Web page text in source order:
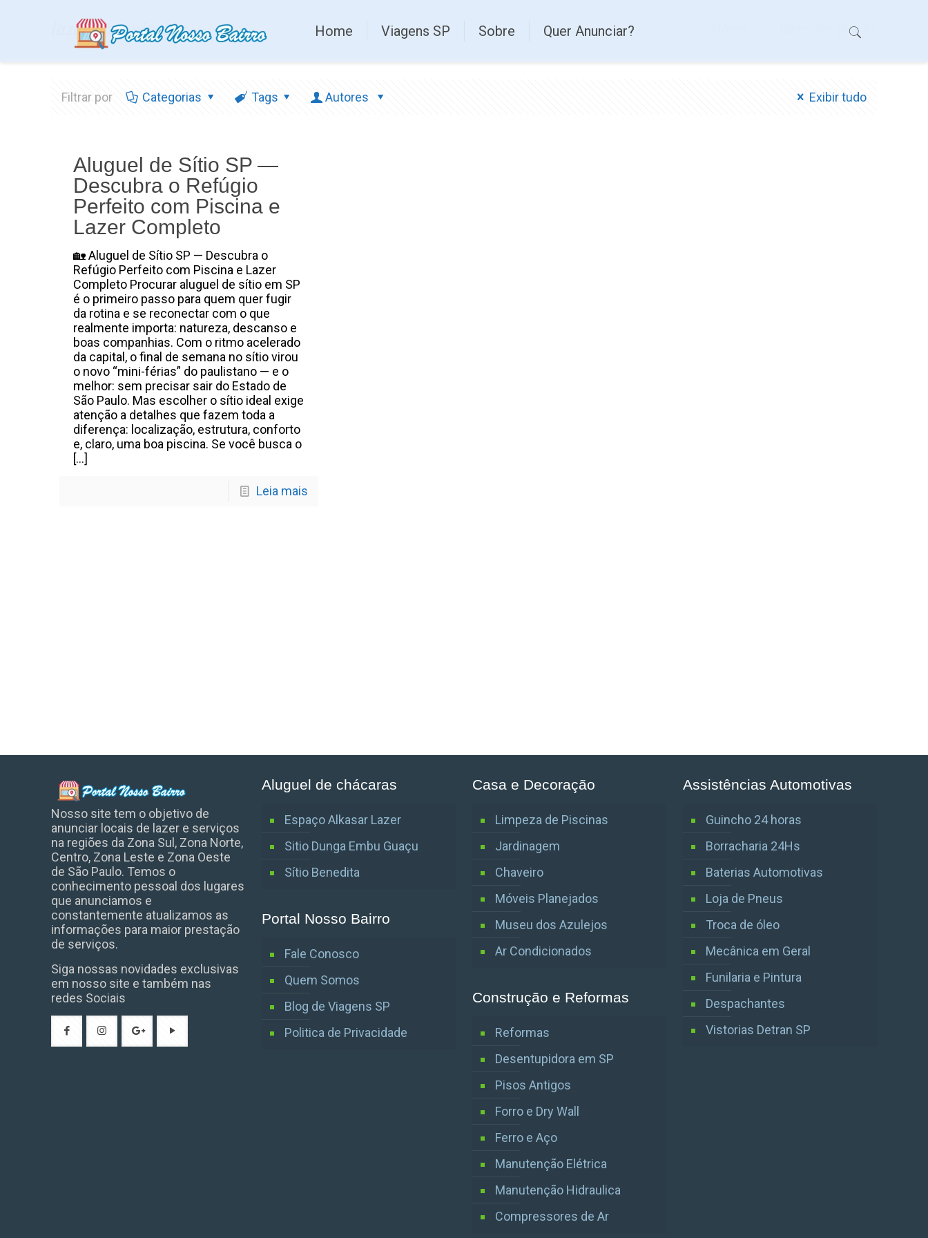
Home Viagens SP Sobre Quer Anunciar?
lazer com piscina lazer com piscina
Filtrar por Categorias Tags Autores Exibir tudo
Aluguel de Sítio SP —
Descubra o Refúgio
Perfeito com Piscina e
Lazer Completo
🏡 Aluguel de Sítio SP — Descubra o
Refúgio Perfeito com Piscina e Lazer
Completo Procurar aluguel de sítio em SP
é o primeiro passo para quem quer fugir
da rotina e se reconectar com o que
realmente importa: natureza, descanso e
boas companhias. Com o ritmo acelerado
da capital, o final de semana no sítio virou
o novo “mini-férias” do paulistano — e o
melhor: sem precisar sair do Estado de
São Paulo. Mas escolher o sítio ideal exige
atenção a detalhes que fazem toda a
diferença: localização, estrutura, conforto
e, claro, uma boa piscina. Se você busca o
[…]
Leia mais
Nosso site tem o objetivo de
anunciar locais de lazer e serviços
na regiões da Zona Sul, Zona Norte,
Centro, Zona Leste e Zona Oeste
de São Paulo. Temos o
conhecimento pessoal dos lugares
que anunciamos e
constantemente atualizamos as
informações para maior prestação
de serviços.
Siga nossas novidades exclusivas
em nosso site e também nas
redes Sociais
Aluguel de chácaras
Espaço Alkasar Lazer
Sitio Dunga Embu Guaçu
Sítio Benedita
Portal Nosso Bairro
Fale Conosco
Quem Somos
Blog de Viagens SP
Politica de Privacidade
Casa e Decoração
Limpeza de Piscinas
Jardinagem
Chaveiro
Móveis Planejados
Museu dos Azulejos
Ar Condicionados
Construção e Reformas
Reformas
Desentupidora em SP
Pisos Antigos
Forro e Dry Wall
Ferro e Aço
Manutenção Elétrica
Manutenção Hidraulica
Compressores de Ar
Assistências Automotivas
Guincho 24 horas
Borracharia 24Hs
Baterias Automotivas
Loja de Pneus
Troca de óleo
Mecânica em Geral
Funilaria e Pintura
Despachantes
Vistorias Detran SP